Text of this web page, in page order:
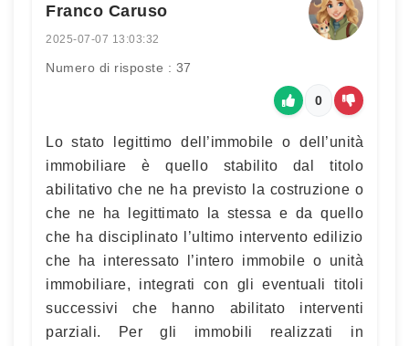
Franco Caruso
2025-07-07 13:03:32
Numero di risposte : 37
0
Lo stato legittimo dell’immobile o dell’unità
immobiliare è quello stabilito dal titolo
abilitativo che ne ha previsto la costruzione o
che ne ha legittimato la stessa e da quello
che ha disciplinato l’ultimo intervento edilizio
che ha interessato l’intero immobile o unità
immobiliare, integrati con gli eventuali titoli
successivi che hanno abilitato interventi
parziali. Per gli immobili realizzati in